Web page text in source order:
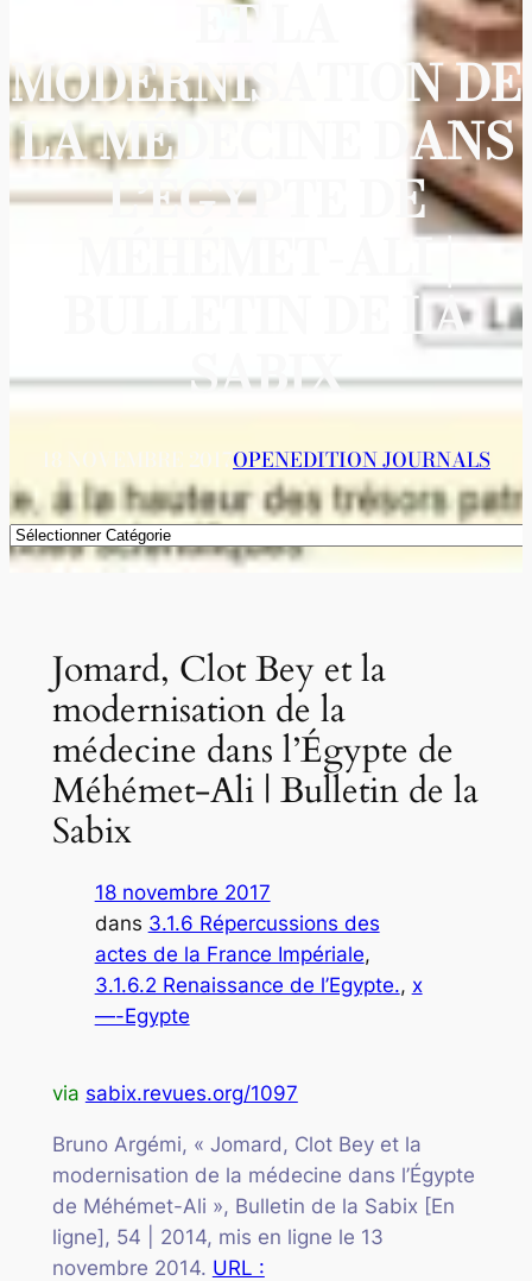
ET LA
MODERNISATION DE
LA MÉDECINE DANS
L’ÉGYPTE DE
MÉHÉMET-ALI |
BULLETIN DE LA
SABIX
18 NOVEMBRE 2017OPENEDITION JOURNALS
Catégories
Jomard, Clot Bey et la
modernisation de la
médecine dans l’Égypte de
Méhémet-Ali | Bulletin de la
Sabix
18 novembre 2017
dans 3.1.6 Répercussions des
actes de la France Impériale
3.1.6.2 Renaissance de l’Egypte., x
—-Egypte
via sabix.revues.org/1097
Bruno Argémi, « Jomard, Clot Bey et la
modernisation de la médecine dans l’Égypte
de Méhémet-Ali », Bulletin de la Sabix [En
ligne], 54 | 2014, mis en ligne le 13
novembre 2014. URL :